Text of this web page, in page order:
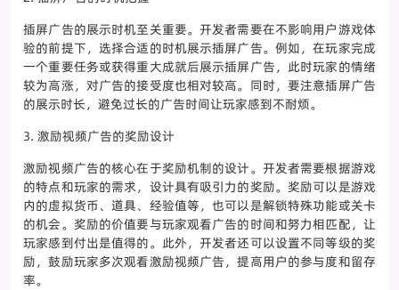
插屏广告的展示时机至关重要。开发者需要在不影响用户游戏体
验的前提下，选择合适的时机展示插屏广告。例如，在玩家完成
一个重要任务或获得重大成就后展示插屏广告，此时玩家的情绪
较为高涨，对广告的接受度也相对较高。同时，要注意插屏广告
的展示时长，避免过长的广告时间让玩家感到不耐烦。
3. 激励视频广告的奖励设计
激励视频广告的核心在于奖励机制的设计。开发者需要根据游戏
的特点和玩家的需求，设计具有吸引力的奖励。奖励可以是游戏
内的虚拟货币、道具、经验值等，也可以是解锁特殊功能或关卡
的机会。奖励的价值要与玩家观看广告的时间和努力相匹配，让
玩家感到付出是值得的。此外，开发者还可以设置不同等级的奖
励，鼓励玩家多次观看激励视频广告，提高用户的参与度和留存
率。